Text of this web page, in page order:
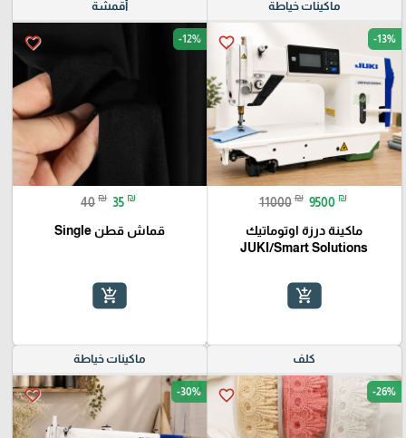
ماكينات خياطة
favorite_border -13%
11000 ₪ 9500 ₪
ماكينة درزة اوتوماتيك
JUKI/Smart Solutions
add_shopping_cart
أقمشة
favorite_border -12%
40 ₪ 35 ₪
قماش قطن Single
add_shopping_cart
كلف
favorite_border -26%
ماكينات خياطة
favorite_border -30%